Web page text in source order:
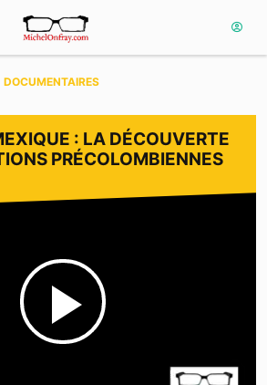
DOCUMENTAIRES
: LA DÉCOUVERTE
PRÉCOLOMBIENNES
Play